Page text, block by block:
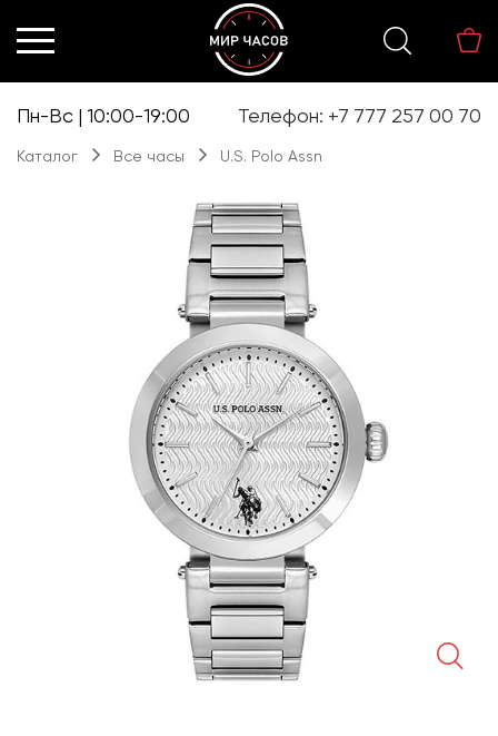
Пн-Вс | 10:00-19:00 Телефон: +7 777 257 00 70
Каталог Все часы U.S. Polo Assn